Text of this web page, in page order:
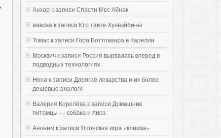
Анхар к записи Спасти Мес Айнак
aasdsa к записи Кто такие Хунвэйбины
Томас к записи Гора Воттоваара в Карелии
Москвич к записи Россия вырвалась вперед в
подводных технологиях
Нона к записи Дорогие лекарства и их более
дешевые аналоги
Валерия Королёва к записи Домашние
питомцы — собака и лиса
Аноним к записи Японская игра «клизма»